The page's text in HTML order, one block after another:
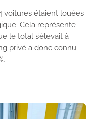
voitures étaient louées
Cela représente
le total s’élevait à
privé a donc connu